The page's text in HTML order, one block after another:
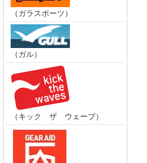
（ガラスポーツ）
（ガル）
（キック ザ ウェーブ）